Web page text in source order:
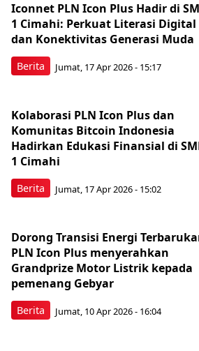
Berita
Iconnet PLN Icon Plus Hadir di
1 Cimahi: Perkuat Literasi Digital
dan Konektivitas Generasi Muda
Jumat, 17 Apr 2026 - 15:17
Berita
Kolaborasi PLN Icon Plus dan
Komunitas Bitcoin Indonesia
Hadirkan Edukasi Finansial di
1 Cimahi
Jumat, 17 Apr 2026 - 15:02
Berita
Dorong Transisi Energi
PLN Icon Plus menyerahkan
Grandprize Motor Listrik kepada
pemenang Gebyar
Jumat, 10 Apr 2026 - 16:04